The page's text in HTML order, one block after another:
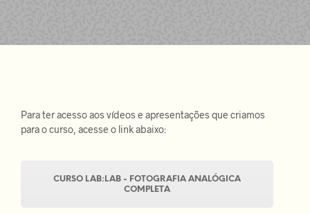
Para ter acesso aos vídeos e apresentações que criamos
para o curso, acesse o link abaixo:
CURSO LAB:LAB - FOTOGRAFIA ANALÓGICA
COMPLETA